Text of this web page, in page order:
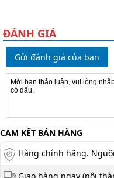
ĐÁNH GIÁ
Gửi đánh giá của bạn
CAM KẾT BÁN HÀNG
Hàng chính hãng.